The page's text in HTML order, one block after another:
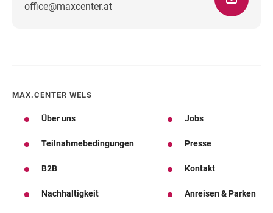
office@maxcenter.atWegbeschreibung
MAX.CENTER WELS
Über uns Jobs
Teilnahmebedingungen Presse
B2B Kontakt
Nachhaltigkeit Anreisen & Parken